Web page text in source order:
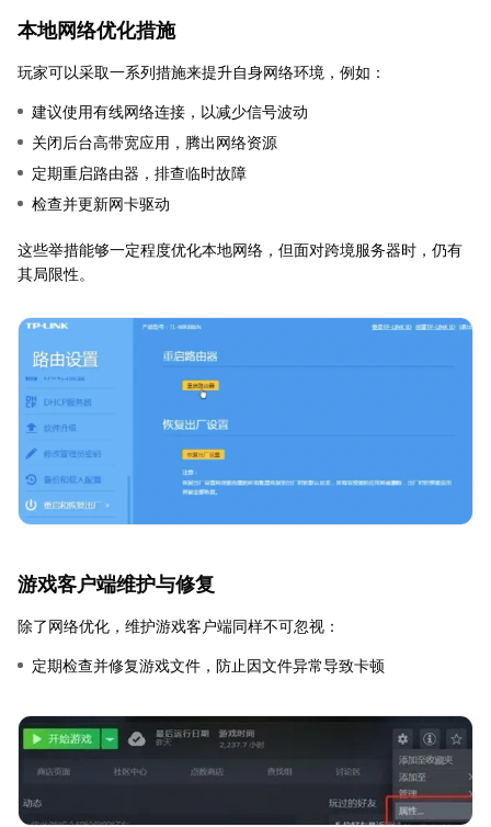
本地网络优化措施
玩家可以采取一系列措施来提升自身网络环境，例如：
建议使用有线网络连接，以减少信号波动
关闭后台高带宽应用，腾出网络资源
定期重启路由器，排查临时故障
检查并更新网卡驱动
这些举措能够一定程度优化本地网络，但面对跨境服务器时，仍有
其局限性。
游戏客户端维护与修复
除了网络优化，维护游戏客户端同样不可忽视：
定期检查并修复游戏文件，防止因文件异常导致卡顿